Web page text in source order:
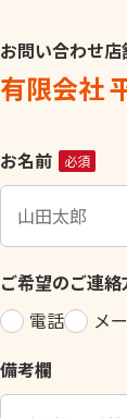
お問い合わせ店
有限会社
こ
の
ィ
ー
ル
ド
空
の
お名前 必須
ご希望のご連
電話
メ
備考欄